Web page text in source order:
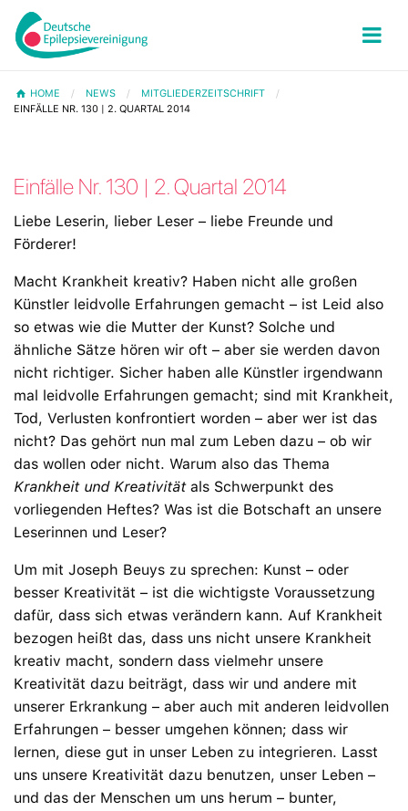
HOME NEWS
MITGLIEDERZEITSCHRIFT
EINFÄLLE NR. 130 | 2. QUARTAL 2014
Einfälle Nr. 130 | 2. Quartal 2014
Liebe Leserin, lieber Leser – liebe Freunde und
Förderer!
Macht Krankheit kreativ? Haben nicht alle großen
Künstler leidvolle Erfahrungen gemacht – ist Leid also
so etwas wie die Mutter der Kunst? Solche und
ähnliche Sätze hören wir oft – aber sie werden davon
nicht richtiger. Sicher haben alle Künstler irgendwann
mal leidvolle Erfahrungen gemacht; sind mit Krankheit,
Tod, Verlusten konfrontiert worden – aber wer ist das
nicht? Das gehört nun mal zum Leben dazu – ob wir
das wollen oder nicht. Warum also das Thema
Krankheit und Kreativitätals Schwerpunkt des
vorliegenden Heftes? Was ist die Botschaft an unsere
Leserinnen und Leser?
Um mit Joseph Beuys zu sprechen: Kunst – oder
besser Kreativität – ist die wichtigste Voraussetzung
dafür, dass sich etwas verändern kann. Auf Krankheit
bezogen heißt das, dass uns nicht unsere Krankheit
kreativ macht, sondern dass vielmehr unsere
Kreativität dazu beiträgt, dass wir und andere mit
unserer Erkrankung – aber auch mit anderen leidvollen
Erfahrungen – besser umgehen können; dass wir
lernen, diese gut in unser Leben zu integrieren. Lasst
uns unsere Kreativität dazu benutzen, unser Leben –
und das der Menschen um uns herum – bunter,